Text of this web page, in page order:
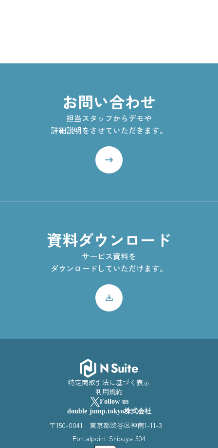
お問い合わせ
担当スタッフからデモや
詳細説明をさせていただきます。
資料ダウンロード
サービス資料を
ダウンロードしていただけます。
特定商取引法に基づく表示
利用規約
Follow us
double jump.tokyo株式会社
〒150-0041 東京都渋谷区神南1-11-3
Portalpoint Shibuya 504